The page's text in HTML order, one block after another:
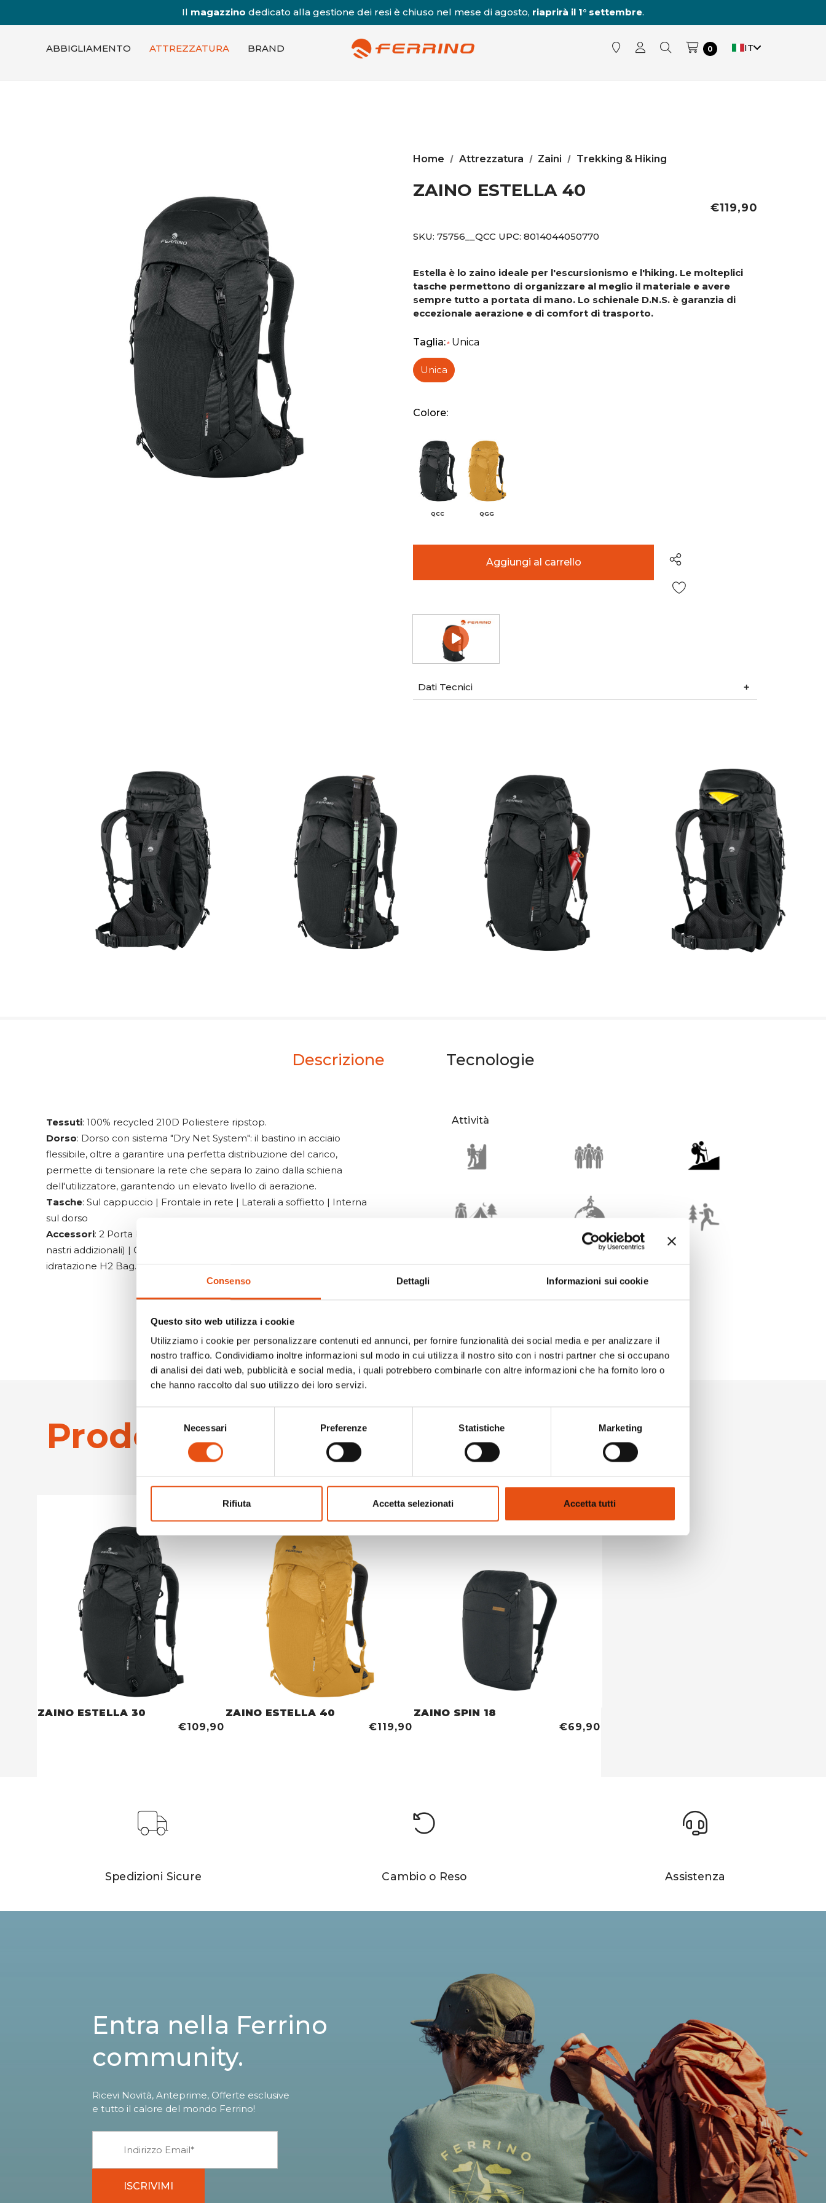
Consenso Dettagli Informazioni sui cookie
Questo sito web utilizza i cookie
Utilizziamo i cookie per personalizzare contenuti ed annunci, per fornire funzionalità dei social media e per analizzare il
nostro traffico. Condividiamo inoltre informazioni sul modo in cui utilizza il nostro sito con i nostri partner che si occupano
di analisi dei dati web, pubblicità e social media, i quali potrebbero combinarle con altre informazioni che ha fornito loro o
che hanno raccolto dal suo utilizzo dei loro servizi.
consenso
Necessari Preferenze Statistiche Marketing
Rifiuta Accetta selezionati Accetta tutti
Il magazzino dedicato alla gestione dei resi è chiuso nel mese di agosto, riaprirà il 1° settembre.
ABBIGLIAMENTO ATTREZZATURA BRAND 0 IT
Home Attrezzatura Zaini Trekking & Hiking
ZAINO ESTELLA 40
€119,90
SKU: 75756__QCC UPC: 8014044050770
Estella è lo zaino ideale per l'escursionismo e l'hiking. Le molteplici
tasche permettono di organizzare al meglio il materiale e avere
sempre tutto a portata di mano. Lo schienale D.N.S. è garanzia di
eccezionale aerazione e di comfort di trasporto.
Taglia:* Unica
Unica
Colore:
QCC QGG
Dati Tecnici
Descrizione Tecnologie
Tessuti: 100% recycled 210D Poliestere ripstop.
Dorso: Dorso con sistema "Dry Net System": il bastino in acciaio
flessibile, oltre a garantire una perfetta distribuzione del carico,
permette di tensionare la rete che separa lo zaino dalla schiena
dell'utilizzatore, garantendo un elevato livello di aerazione.
Tasche: Sul cappuccio | Frontale in rete | Laterali a soffietto | Interna
sul dorso
Accessori: 2 Porta bastoncini/piccozza | Porta materiali frontale (con
nastri addizionali) | Copri zaino incluso | Compatibile col sistema di
idratazione H2 Bag.
Attività
Prodotti simili
ZAINO ESTELLA 30
€109,90
ZAINO ESTELLA 40
€119,90
ZAINO SPIN 18
€69,90
Spedizioni Sicure Cambio o Reso Assistenza
Entra nella Ferrino
community.
Ricevi Novità, Anteprime, Offerte esclusive
e tutto il calore del mondo Ferrino!
ISCRIVIMI